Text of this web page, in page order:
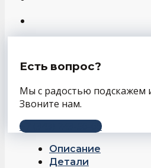
Есть вопрос?
Мы с радостью подскажем
Звоните нам.
+7 (343) 243-56-66
Описание
Детали